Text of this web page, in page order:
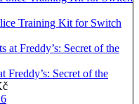
Training Kit for Switch
Freddy’s: Secret of the